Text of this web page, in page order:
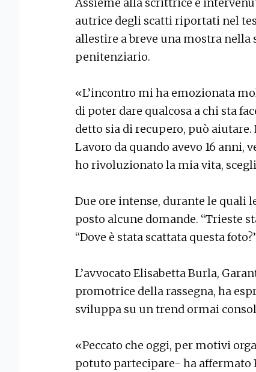
Assieme alla scrittrice è
autrice degli scatti riportati nel
allestire a breve una mostra
penitenziario.
«L’incontro mi ha emozionata
di poter dare qualcosa a chi sta
detto sia di recupero, può
Lavoro da quando avevo 16 anni,
ho rivoluzionato la mia vita,
Due ore intense, durante le quali
posto alcune domande. “Trieste
“Dove è stata scattata questa
L’avvocato Elisabetta Burla,
promotrice della rassegna, ha
sviluppa su un trend ormai
«Peccato che oggi, per motivi
potuto partecipare- ha affermato